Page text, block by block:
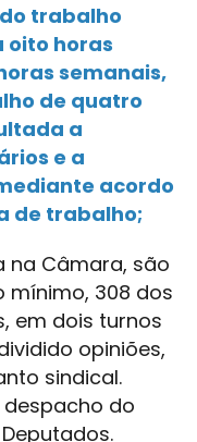
trabalho
oito horas
semanais,
de quatro
a
e a
acordo
de trabalho;
na Câmara, são
mínimo, 308 dos
em dois turnos
opiniões,
sindical.
despacho do